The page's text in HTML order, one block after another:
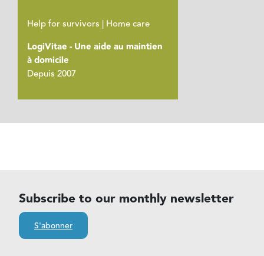
Help for survivors | Home care
LogiVitae - Une aide au maintien
à domicile
Depuis 2007
Subscribe to our monthly newsletter
S'abonner